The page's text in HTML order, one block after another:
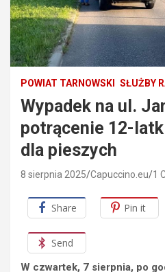
POWIAT TARNOWSKI SŁUŻBY
Wypadek na ul.
potrącenie 12-
dla pieszych
8 sierpnia 2025 Capuccino.eu 1
Share Pin it
Send
W czwartek, 7 sierpnia, po